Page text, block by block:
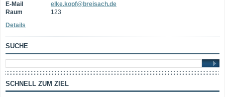
E-Mail
elke.kopf@breisach.de
Raum
123
Details
SUCHE
SCHNELL ZUM ZIEL